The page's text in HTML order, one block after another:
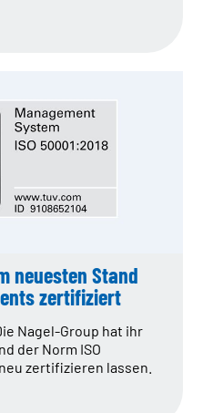
neuesten Stand
zertifiziert
Nagel-Group hat ihr
der Norm ISO
zertifizieren lassen.